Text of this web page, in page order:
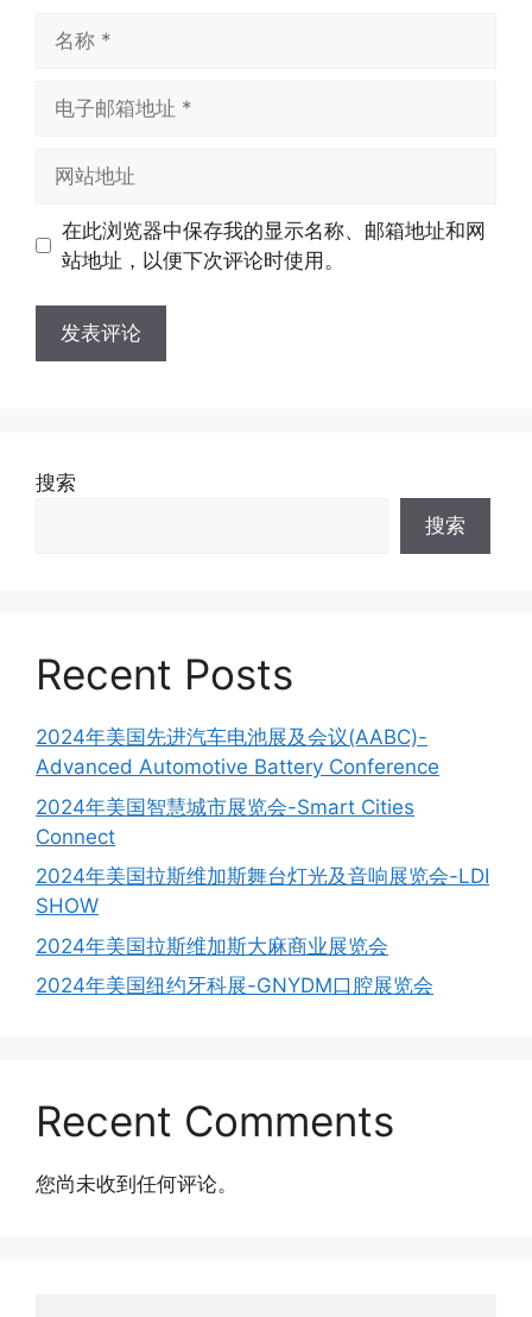
址
址
在此浏览器中保存我的显示名称、邮箱地址和网
站地址，以便下次评论时使用。
搜索
搜索
Recent Posts
2024年美国先进汽车电池展及会议(AABC)-
Advanced Automotive Battery Conference
2024年美国智慧城市展览会-Smart Cities
Connect
2024年美国拉斯维加斯舞台灯光及音响展览会-LDI
SHOW
2024年美国拉斯维加斯大麻商业展览会
2024年美国纽约牙科展-GNYDM口腔展览会
Recent Comments
您尚未收到任何评论。